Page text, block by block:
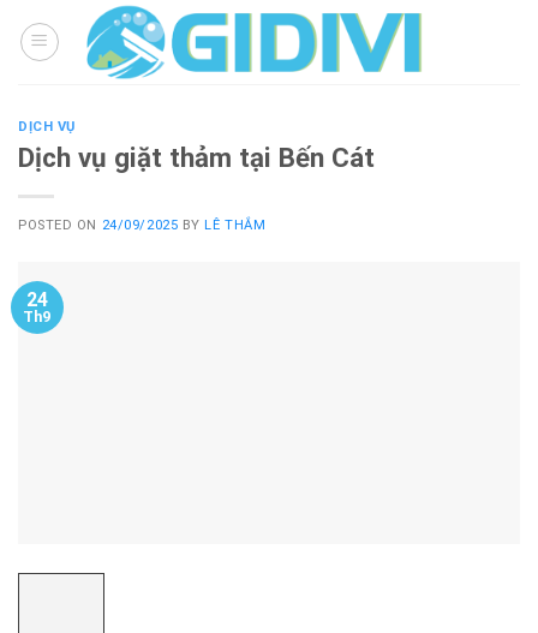
DỊCH VỤ
Dịch vụ giặt thảm tại Bến Cát
POSTED ON 24/09/2025 BY LÊ THẮM
24
Th9